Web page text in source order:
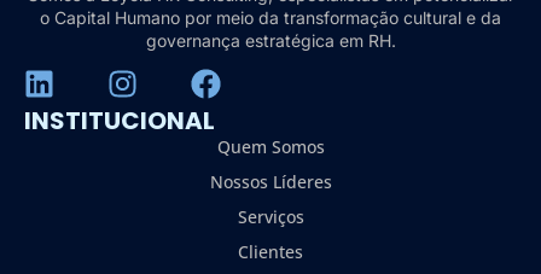
o Capital Humano por meio da transformação cultural e da
governança estratégica em RH.
INSTITUCIONAL
Quem Somos
Nossos Líderes
Serviços
Clientes